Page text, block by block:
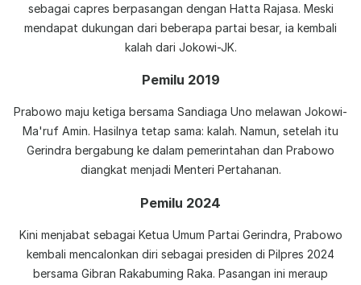
sebagai capres berpasangan dengan Hatta Rajasa. Meski
mendapat dukungan dari beberapa partai besar, ia kembali
kalah dari Jokowi-JK.
Pemilu 2019
Prabowo maju ketiga bersama Sandiaga Uno melawan Jokowi-
Ma'ruf Amin. Hasilnya tetap sama: kalah. Namun, setelah itu
Gerindra bergabung ke dalam pemerintahan dan Prabowo
diangkat menjadi Menteri Pertahanan.
Pemilu 2024
Kini menjabat sebagai Ketua Umum Partai Gerindra, Prabowo
kembali mencalonkan diri sebagai presiden di Pilpres 2024
bersama Gibran Rakabuming Raka. Pasangan ini meraup